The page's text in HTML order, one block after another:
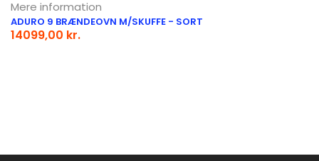
Mere information
ADURO 9 BRÆNDEOVN M/SKUFFE - SORT
14099,00 kr.